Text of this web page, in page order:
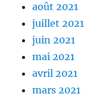
août 2021
juillet 2021
juin 2021
mai 2021
avril 2021
mars 2021